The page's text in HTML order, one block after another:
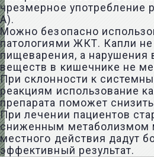
чрезмерное употребление
А).
Можно безопасно
патологиями ЖКТ. Капли
пищеварения, а нарушения
веществ в кишечнике не
При склонности к
реакциям использование
препарата поможет
При лечении пациентов
сниженным метаболизмом
местного действия дадут
эффективный результат.